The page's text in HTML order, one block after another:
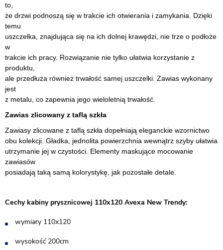
to,
że drzwi podnoszą się w trakcie ich otwierania i zamykania. Dzięki
temu
uszczelka, znajdująca się na ich dolnej krawędzi, nie trze o podłoże
w
trakcie ich pracy. Rozwiązanie nie tylko ułatwia korzystanie z
produktu,
ale przedłuża również trwałość samej uszczelki. Zawias wykonany
jest
z metalu, co zapewnia jego wieloletnią trwałość.
Zawias zlicowany z taflą szkła
Zawiasy zlicowane z taflą szkła dopełniają eleganckie wzornictwo
obu kolekcji. Gładka, jednolita powierzchnia wewnątrz szyby ułatwia
utrzymanie jej w czystości. Elementy maskujące mocowanie
zawiasów
posiadają taką samą kolorystykę, jak pozostałe detale.
Cechy kabiny prysznicowej 110x120 Avexa New Trendy:
wymiary 110x120
wysokość 200cm